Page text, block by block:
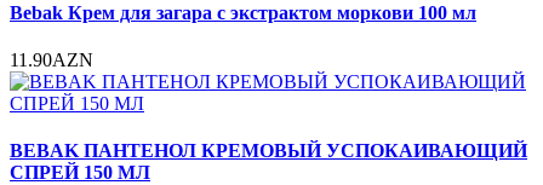
Bebak Крем для загара с экстрактом моркови 100 мл
11.90AZN
BEBAK ПАНТЕНОЛ КРЕМОВЫЙ УСПОКАИВАЮЩИЙ
СПРЕЙ 150 МЛ